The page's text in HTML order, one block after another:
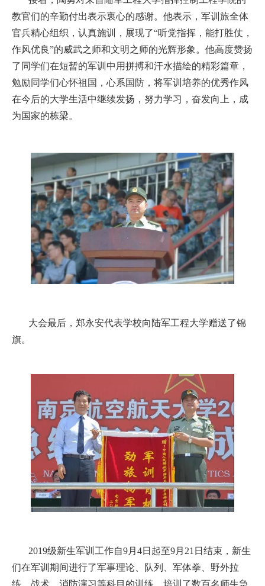
教官们的辛勤付出表示衷心的感谢。他表示，军训旅全体
官兵精心组织，认真施训，展现了“听党指挥，能打胜仗，
作风优良”的威武之师和文明之师的光辉形象。他高度赞扬
了同学们在短暂的军训中用拼搏和汗水描绘的精彩篇章，
勉励同学们心怀祖国，心系国防，将军训培养的优秀作风
在今后的大学生活中继续发扬，努力学习，奋发向上，成
为国家的栋梁。
大会最后，郑永安代表学校向陆军工程大学赠送了锦
旗。
2019级新生军训工作自9月4日起至9月21日结束，新生
们在军训期间进行了军事理论、队列、军体拳、野外拉